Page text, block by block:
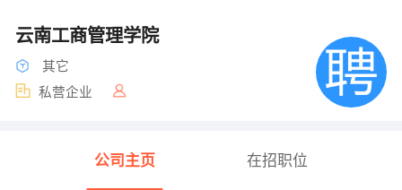
云南工商管理学院
其它
私营企业
公司主页 在招职位